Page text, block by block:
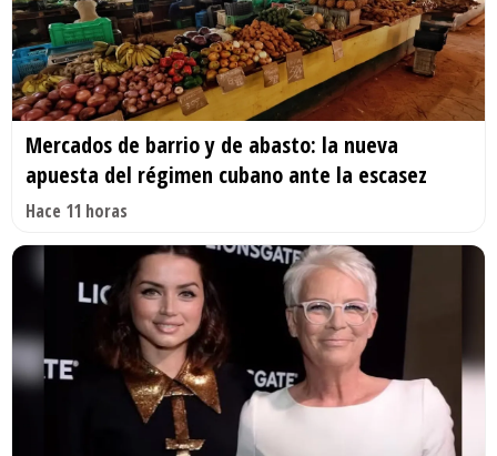
Mercados de barrio y de abasto: la nueva
apuesta del régimen cubano ante la escasez
Hace 11 horas